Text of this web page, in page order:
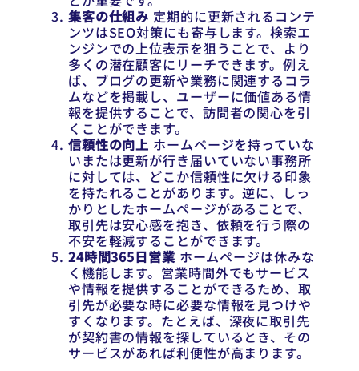
集客の仕組み 定期的に更新されるコンテ
ンツはSEO対策にも寄与します。検索エ
ンジンでの上位表示を狙うことで、より
多くの潜在顧客にリーチできます。例え
ば、ブログの更新や業務に関連するコラ
ムなどを掲載し、ユーザーに価値ある情
報を提供することで、訪問者の関心を引
くことができます。
信頼性の向上 ホームページを持っていな
いまたは更新が行き届いていない事務所
に対しては、どこか信頼性に欠ける印象
を持たれることがあります。逆に、しっ
かりとしたホームページがあることで、
取引先は安心感を抱き、依頼を行う際の
不安を軽減することができます。
24時間365日営業ホームページは休みな
く機能します。営業時間外でもサービス
や情報を提供することができるため、取
引先が必要な時に必要な情報を見つけや
すくなります。たとえば、深夜に取引先
が契約書の情報を探しているとき、その
サービスがあれば利便性が高まります。